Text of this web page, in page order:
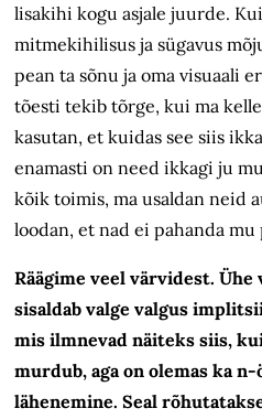
lisakihi kogu asjale juurde.
mitmekihilisus ja sügavus
pean ta sõnu ja oma visuaali
tõesti tekib tõrge, kui ma
kasutan, et kuidas see siis
enamasti on need ikkagi ju
kõik toimis, ma usaldan neid
loodan, et nad ei pahanda mu
Räägime veel värvidest.
sisaldab valge valgus
mis ilmnevad näiteks siis,
murdub, aga on olemas ka
lähenemine. Seal